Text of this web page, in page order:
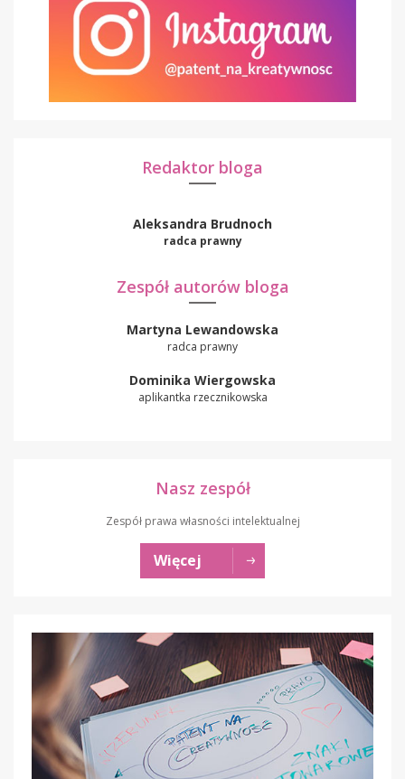
Redaktor bloga
Aleksandra Brudnoch
radca prawny
Zespół autorów bloga
Martyna Lewandowska
radca prawny
Dominika Wiergowska
aplikantka rzecznikowska
Nasz zespół
Zespół prawa własności intelektualnej
Więcej